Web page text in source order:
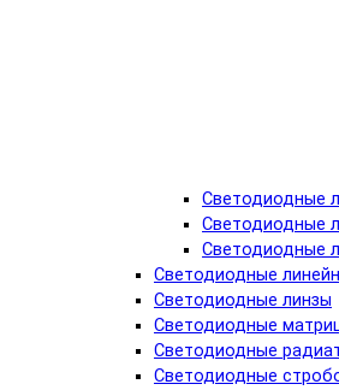
Светодиодные
Светодиодные
Светодиодные
Светодиодные
Светодиодные линзы
Светодиодные
Светодиодные
Светодиодные